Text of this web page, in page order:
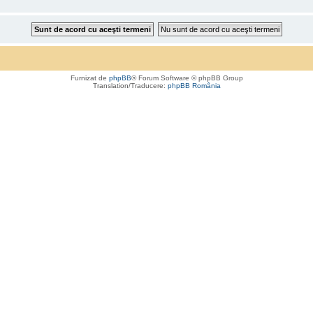
Furnizat de phpBB® Forum Software © phpBB Group
Translation/Traducere: phpBB România